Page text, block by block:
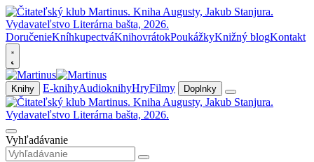
DoručenieKníhkupectváKnihovrátokPoukážkyKnižný blogKontakt
Knihy E-knihyAudioknihyHryFilmy Doplnky
Vyhľadávanie